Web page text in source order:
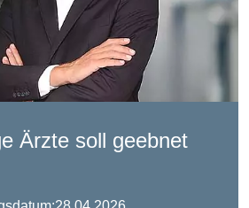
Ärzte soll geebnet